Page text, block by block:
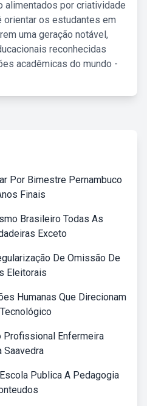
alimentados por criatividade
orientar os estudantes em
uma geração notável,
reconhecidas
acadêmicas do mundo -
Por Bimestre Pernambuco
Finais
Brasileiro Todas As
Exceto
De Omissão De
Eleitorais
Humanas Que Direcionam
Profissional Enfermeira
Saavedra
Publica A Pedagogia